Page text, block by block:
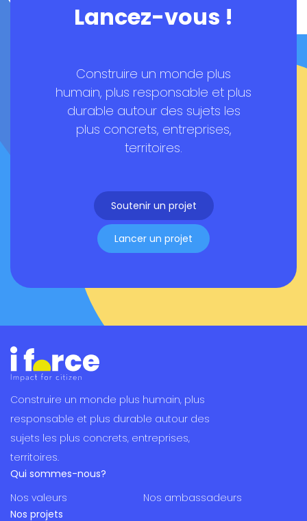
Lancez-vous !
Construire un monde plus
humain, plus responsable et plus
durable autour des sujets les
plus concrets, entreprises,
territoires.
Soutenir un projet
Lancer un projet
Construire un monde plus humain, plus
responsable et plus durable autour des
sujets les plus concrets, entreprises,
territoires.
Qui sommes-nous?
Nos valeurs
Nos ambassadeurs
Nos projets